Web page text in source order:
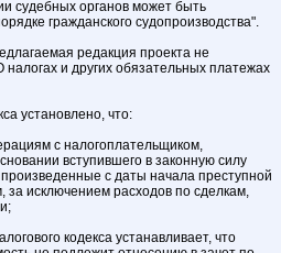
судебных органов может быть
гражданского судопроизводства".
редакция проекта не
и других обязательных платежах
установлено, что:
с налогоплательщиком,
вступившего в законную силу
с даты начала преступной
за исключением расходов по сделкам,
кодекса устанавливает, что